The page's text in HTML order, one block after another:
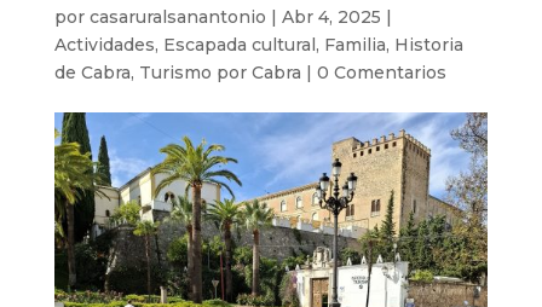
por casaruralsanantonio | Abr 4, 2025 |
Actividades, Escapada cultural, Familia, Historia
de Cabra, Turismo por Cabra | 0 Comentarios